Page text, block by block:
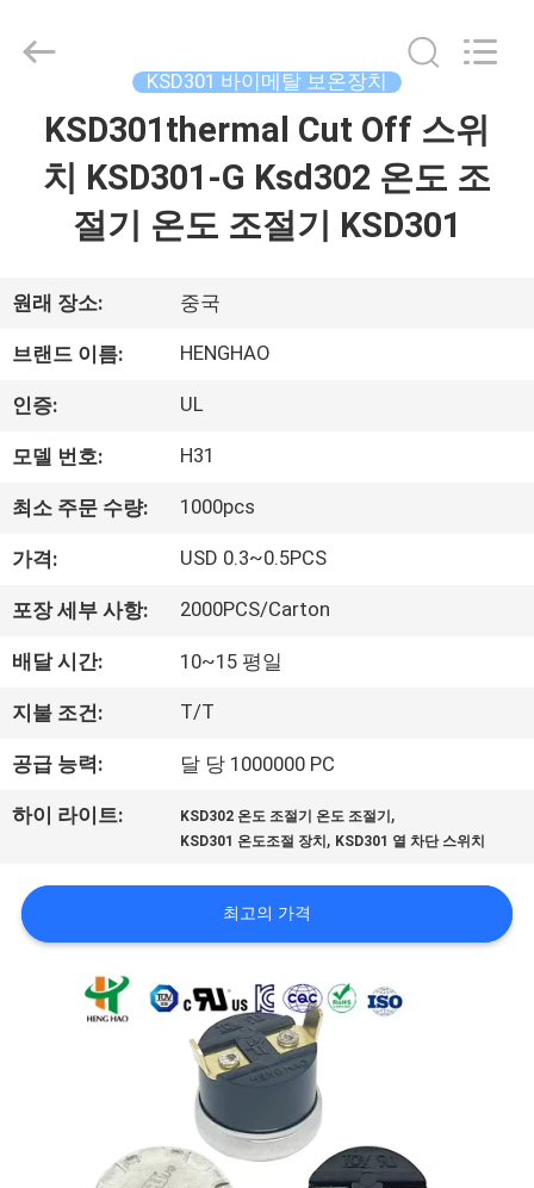
소
개
회
사
소
개
장
투
어
2026
KSD301 바이메탈 보온장치
KSD301thermal Cut Off 스위
치 KSD301-G Ksd302 온도 조
절기 온도 조절기 KSD301
원래 장소: 중국
브랜드 이름: HENGHAO
인증: UL
모델 번호: H31
최소 주문 수량: 1000pcs
가격: USD 0.3~0.5PCS
포장 세부 사항: 2000PCS/Carton
배달 시간: 10~15 평일
지불 조건: T/T
공급 능력: 달 당 1000000 PC
하이 라이트: KSD302 온도 조절기 온도 조절기 ,
KSD301 온도조절 장치 , KSD301 열 차단 스위치
최고의 가격